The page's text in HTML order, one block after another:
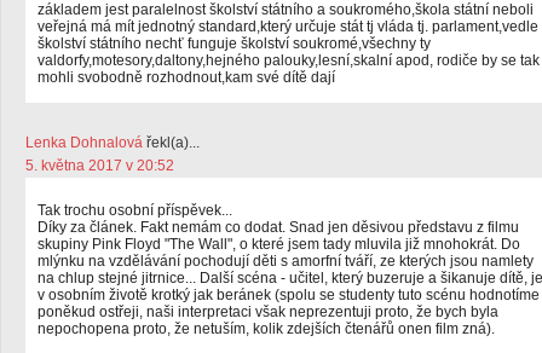
základem jest paralelnost školství státního a soukromého,škola státní neboli
veřejná má mít jednotný standard,který určuje stát tj vláda tj. parlament,vedle
školství státního nechť funguje školství soukromé,všechny ty
valdorfy,motesory,daltony,hejného palouky,lesní,skalní apod, rodiče by se tak
mohli svobodně rozhodnout,kam své dítě dají
Lenka Dohnalová řekl(a)...
5. května 2017 v 20:52
Tak trochu osobní příspěvek...
Díky za článek. Fakt nemám co dodat. Snad jen děsivou představu z filmu
skupiny Pink Floyd "The Wall", o které jsem tady mluvila již mnohokrát. Do
mlýnku na vzdělávání pochodují děti s amorfní tváří, ze kterých jsou namlety
na chlup stejné jitrnice... Další scéna - učitel, který buzeruje a šikanuje dítě, je
v osobním životě krotký jak beránek (spolu se studenty tuto scénu hodnotíme
poněkud ostřeji, naši interpretaci však neprezentuji proto, že bych byla
nepochopena proto, že netuším, kolik zdejších čtenářů onen film zná).